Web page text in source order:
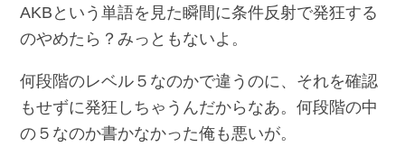
AKBという単語を見た瞬間に条件反射で発狂する
のやめたら？みっともないよ。
何段階のレベル５なのかで違うのに、それを確認
もせずに発狂しちゃうんだからなあ。何段階の中
の５なのか書かなかった俺も悪いが。